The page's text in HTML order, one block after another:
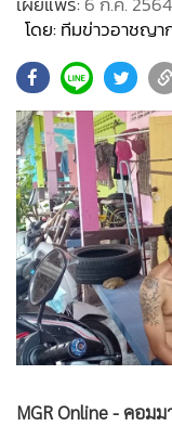
บันเทิง
• ผู้จัดการรายวัน
• คอลัมนิสต์
• ละคร
• CbizReview
• Cyber BIZ
• ผู้จัดกวน
• Good health &
• Green Innovation
• Management &
• MGR Live
โดย: ทีมข่าวอาชญา
MGR Online - คอม